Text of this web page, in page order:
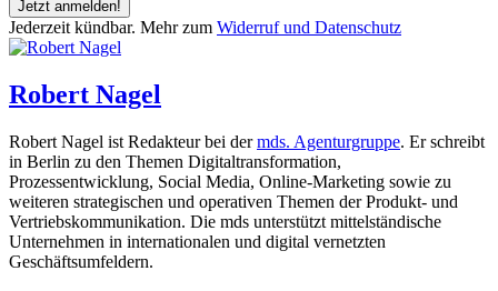
Jetzt anmelden!
Jederzeit kündbar. Mehr zum Widerruf und Datenschutz
Robert Nagel
Robert Nagel ist Redakteur bei dermds. Agenturgruppe. Er schreibt
in Berlin zu den Themen Digitaltransformation,
Prozessentwicklung, Social Media, Online-Marketing sowie zu
weiteren strategischen und operativen Themen der Produkt- und
Vertriebskommunikation. Die mds unterstützt mittelständische
Unternehmen in internationalen und digital vernetzten
Geschäftsumfeldern.